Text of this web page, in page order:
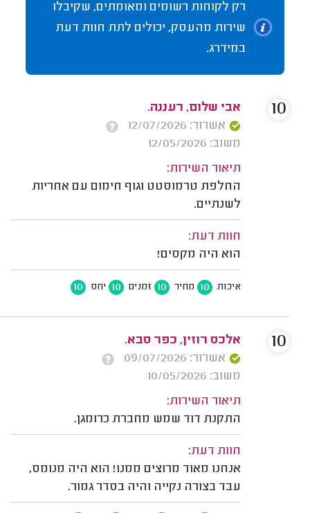
רק לקוחות רשומים ומאומתים, שקיבלו
שירות מהעסק, יכולים לתת חוות דעת
במידרג.
אבי שלום, רעננה.
אשרור: 12/07/2026
משוב: 12/05/2026
תיאור השירות:
החלפת טרמוסטט וגוף חימום עם אחריות
לשנתיים.
חוות דעת:
הוא היה מקסים!
איכות 10 מחיר 10 זמנים 10 יחס 10
10
אלכס רוזין, כפר סבא.
אשרור: 09/07/2026
משוב: 10/05/2026
תיאור השירות:
התקנת דוד שמש מחברת כרומגן.
חוות דעת:
אנחנו מאוד מרוצים ממנו! הוא היה מנומס,
עבד בצורה נקייה והיה בסדר גמור.
10